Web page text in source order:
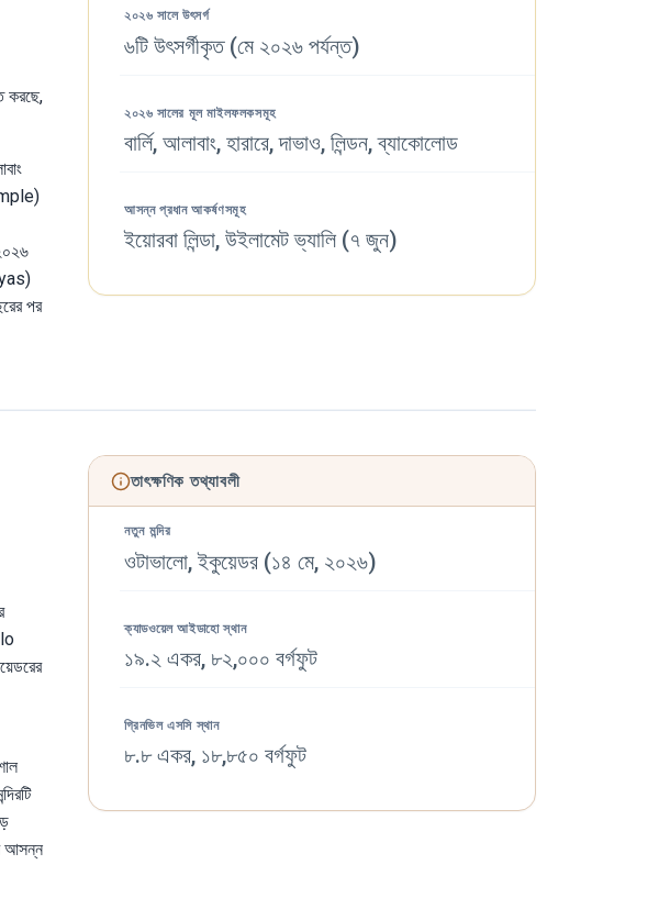
করছে,
পর
২০২৬ সালে উৎসর্গ
৬টি উৎসর্গীকৃত (মে ২০২৬ পর্যন্ত)
২০২৬ সালের মূল মাইলফলকসমূহ
বার্লি, আলাবাং, হারারে, দাভাও, লিন্ডন, ব্যাকোলোড
আসন্ন প্রধান আকর্ষণসমূহ
ইয়োরবা লিন্ডা, উইলামেট ভ্যালি (৭ জুন)
আসন্ন
তাৎক্ষণিক তথ্যাবলী
নতুন মন্দির
ওটাভালো, ইকুয়েডর (১৪ মে, ২০২৬)
ক্যাডওয়েল আইডাহো স্থান
১৯.২ একর, ৮২,০০০ বর্গফুট
গ্রিনভিল এসসি স্থান
৮.৮ একর, ১৮,৮৫০ বর্গফুট